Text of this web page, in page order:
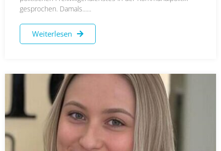
gesprochen. Damals......
Weiterlesen